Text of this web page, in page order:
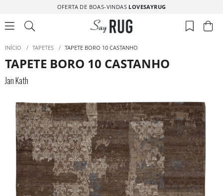
OFERTA DE BOAS-VINDAS LOVESAYRUG
INÍCIO / TAPETES / TAPETE BORO 10 CASTANHO
TAPETE BORO 10 CASTANHO
Jan Kath